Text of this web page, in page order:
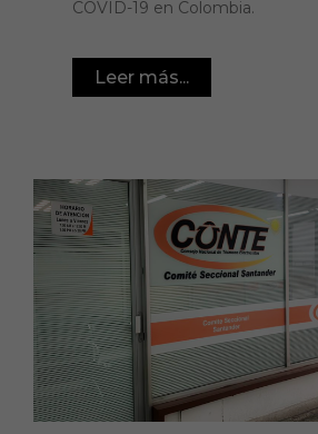
COVID-19 en Colombia.
Leer más...